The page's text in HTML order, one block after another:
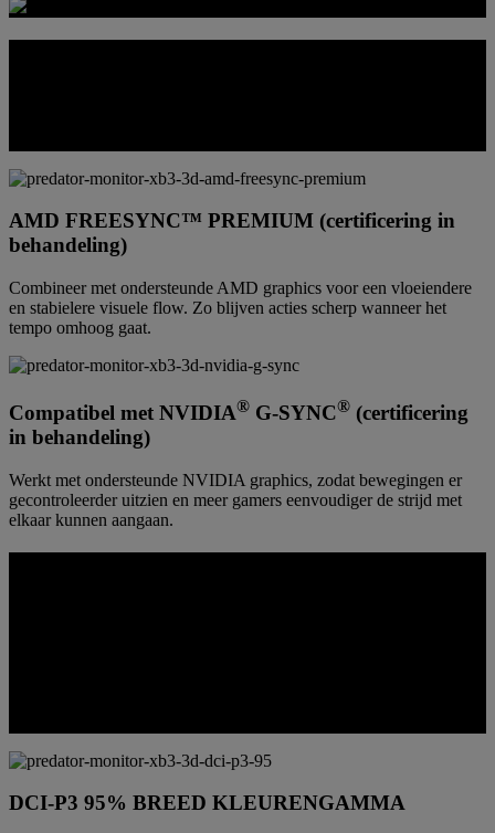
AMD FREESYNC™ PREMIUM (certificering in
behandeling)
Combineer met ondersteunde AMD graphics voor een vloeiendere
en stabielere visuele flow. Zo blijven acties scherp wanneer het
tempo omhoog gaat.
Compatibel met NVIDIA® G-SYNC® (certificering
in behandeling)
Werkt met ondersteunde NVIDIA graphics, zodat bewegingen er
gecontroleerder uitzien en meer gamers eenvoudiger de strijd met
elkaar kunnen aangaan.
DCI-P3 95% BREED KLEURENGAMMA